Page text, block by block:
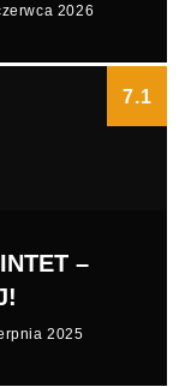
2026
7.1
–
2025